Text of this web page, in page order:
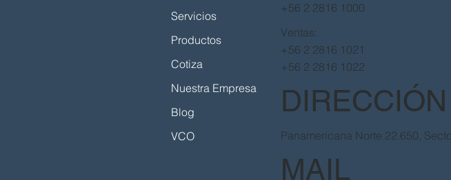
DIRECCIÓN
Panamericana Norte 22.650,
MAIL
Ventas:
+56 2 2816 1021
+56 2 2816 1022
+56 2 2816 1000
Servicios
Productos
Cotiza
Nuestra Empresa
Blog
VCO